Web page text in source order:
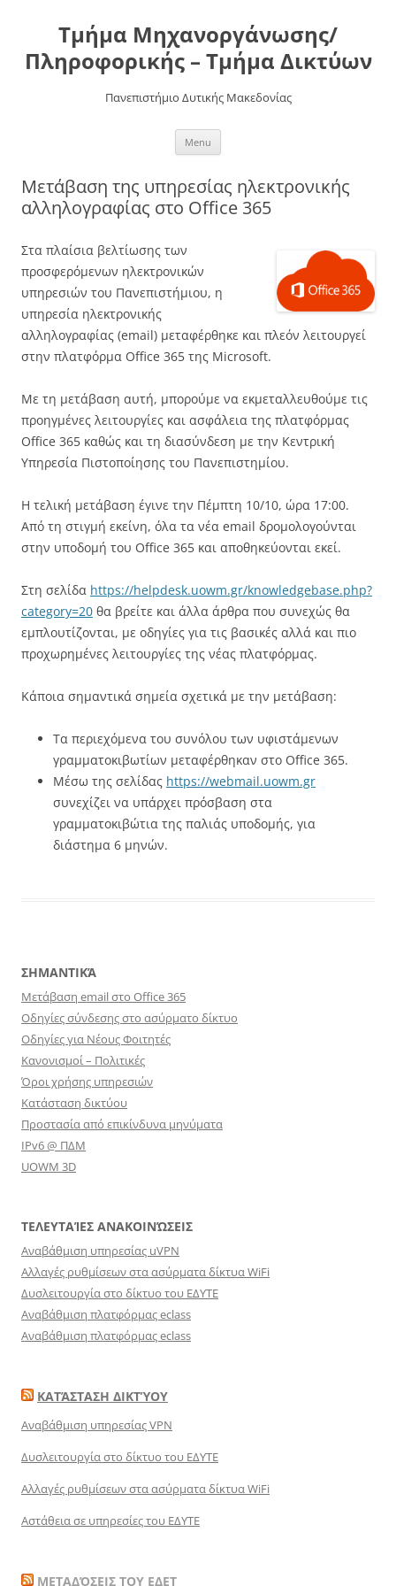
Τμήμα Μηχανοργάνωσης/
Πληροφορικής – Τμήμα Δικτύων
Πανεπιστήμιο Δυτικής Μακεδονίας
Menu
Μετάβαση της υπηρεσίας ηλεκτρονικής
αλληλογραφίας στο Office 365
Στα πλαίσια βελτίωσης των
προσφερόμενων ηλεκτρονικών
υπηρεσιών του Πανεπιστήμιου, η
υπηρεσία ηλεκτρονικής
αλληλογραφίας (email) μεταφέρθηκε και πλεόν λειτουργεί
στην πλατφόρμα Office 365 της Microsoft.
Με τη μετάβαση αυτή, μπορούμε να εκμεταλλευθούμε τις
προηγμένες λειτουργίες και ασφάλεια της πλατφόρμας
Office 365 καθώς και τη διασύνδεση με την Κεντρική
Υπηρεσία Πιστοποίησης του Πανεπιστημίου.
Η τελική μετάβαση έγινε την Πέμπτη 10/10, ώρα 17:00.
Από τη στιγμή εκείνη, όλα τα νέα email δρομολογούνται
στην υποδομή του Office 365 και αποθηκεύονται εκεί.
Στη σελίδα https://helpdesk.uowm.gr/knowledgebase.php?
category=20 θα βρείτε και άλλα άρθρα που συνεχώς θα
εμπλουτίζονται, με οδηγίες για τις βασικές αλλά και πιο
προχωρημένες λειτουργίες της νέας πλατφόρμας.
Κάποια σημαντικά σημεία σχετικά με την μετάβαση:
Τα περιεχόμενα του συνόλου των υφιστάμενων
γραμματοκιβωτίων μεταφέρθηκαν στο Office 365.
Μέσω της σελίδας https://webmail.uowm.gr
συνεχίζει να υπάρχει πρόσβαση στα
γραμματοκιβώτια της παλιάς υποδομής, για
διάστημα 6 μηνών.
ΣΗΜΑΝΤΙΚΆ
Μετάβαση email στο Office 365
Οδηγίες σύνδεσης στο ασύρματο δίκτυο
Οδηγίες για Νέους Φοιτητές
Κανονισμοί – Πολιτικές
Όροι χρήσης υπηρεσιών
Κατάσταση δικτύου
Προστασία από επικίνδυνα μηνύματα
IPv6 @ ΠΔΜ
UOWM 3D
ΤΕΛΕΥΤΑΊΕΣ ΑΝΑΚΟΙΝΏΣΕΙΣ
Αναβάθμιση υπηρεσίας uVPN
Αλλαγές ρυθμίσεων στα ασύρματα δίκτυα WiFi
Δυσλειτουργία στο δίκτυο του ΕΔΥΤΕ
Αναβάθμιση πλατφόρμας eclass
Αναβάθμιση πλατφόρμας eclass
ΚΑΤΆΣΤΑΣΗ ΔΙΚΤΎΟΥ
Αναβάθμιση υπηρεσίας VPN
Δυσλειτουργία στο δίκτυο του ΕΔΥΤΕ
Αλλαγές ρυθμίσεων στα ασύρματα δίκτυα WiFi
Αστάθεια σε υπηρεσίες του ΕΔΥΤΕ
ΜΕΤΑΔΌΣΕΙΣ ΤΟΥ ΕΔΕΤ